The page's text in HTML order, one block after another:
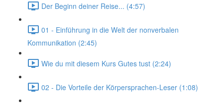
Der Beginn deiner Reise... (4:57)
01 - Einführung in die Welt der nonverbalen
Kommunikation (2:45)
Wie du mit diesem Kurs Gutes tust (2:24)
02 - Die Vorteile der Körpersprachen-Leser (1:08)